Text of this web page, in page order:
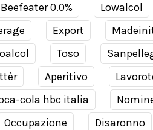
Beefeater 0.0% Lowalcol
Export
Toso
Aperitivo
cola hbc italia
Occupazione Disaronno